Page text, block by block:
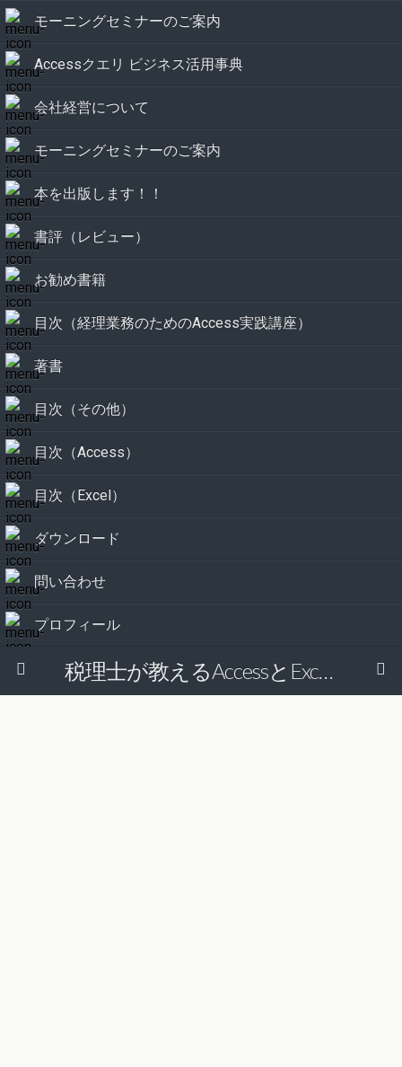
モーニングセミナーのご案内
Accessクエリ ビジネス活用事典
会社経営について
モーニングセミナーのご案内
本を出版します！！
書評（レビュー）
お勧め書籍
目次（経理業務のためのAccess実践講座）
著書
目次（その他）
目次（Access）
目次（Excel）
ダウンロード
問い合わせ
プロフィール
税理士が教えるAccessとExcelで経理の仕事を効率的にする方法